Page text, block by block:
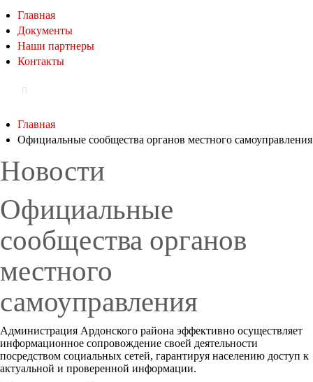
Главная
Документы
Наши партнеры
Контакты
Главная
Официальные сообщества органов местного самоуправления
Новости
Официальные
сообщества органов
местного
самоуправления
Администрация Ардонского района эффективно осуществляет
информационное сопровождение своей деятельности
посредством социальных сетей, гарантируя населению доступ к
актуальной и проверенной информации.